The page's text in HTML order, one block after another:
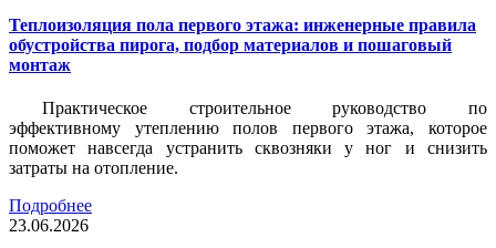
Теплоизоляция пола первого этажа: инженерные правила
обустройства пирога, подбор материалов и пошаговый
монтаж
Практическое строительное руководство по
эффективному утеплению полов первого этажа, которое
поможет навсегда устранить сквозняки у ног и снизить
затраты на отопление.
Подробнее
23.06.2026